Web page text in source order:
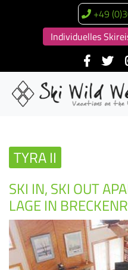
+49
Individuelles
TYRA II
SKI IN, SKI OUT
LAGE IN